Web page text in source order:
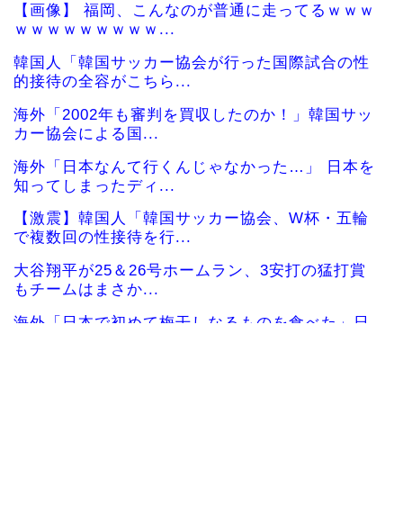
【画像】 福岡、こんなのが普通に走ってるｗｗｗ
ｗｗｗｗｗｗｗｗｗ...
韓国人「韓国サッカー協会が行った国際試合の性
的接待の全容がこちら...
海外「2002年も審判を買収したのか！」韓国サッ
カー協会による国...
海外「日本なんて行くんじゃなかった…」 日本を
知ってしまったディ...
【激震】韓国人「韓国サッカー協会、W杯・五輪
で複数回の性接待を行...
大谷翔平が25＆26号ホームラン、3安打の猛打賞
もチームはまさか...
海外「日本で初めて梅干しなるものを食べた」日